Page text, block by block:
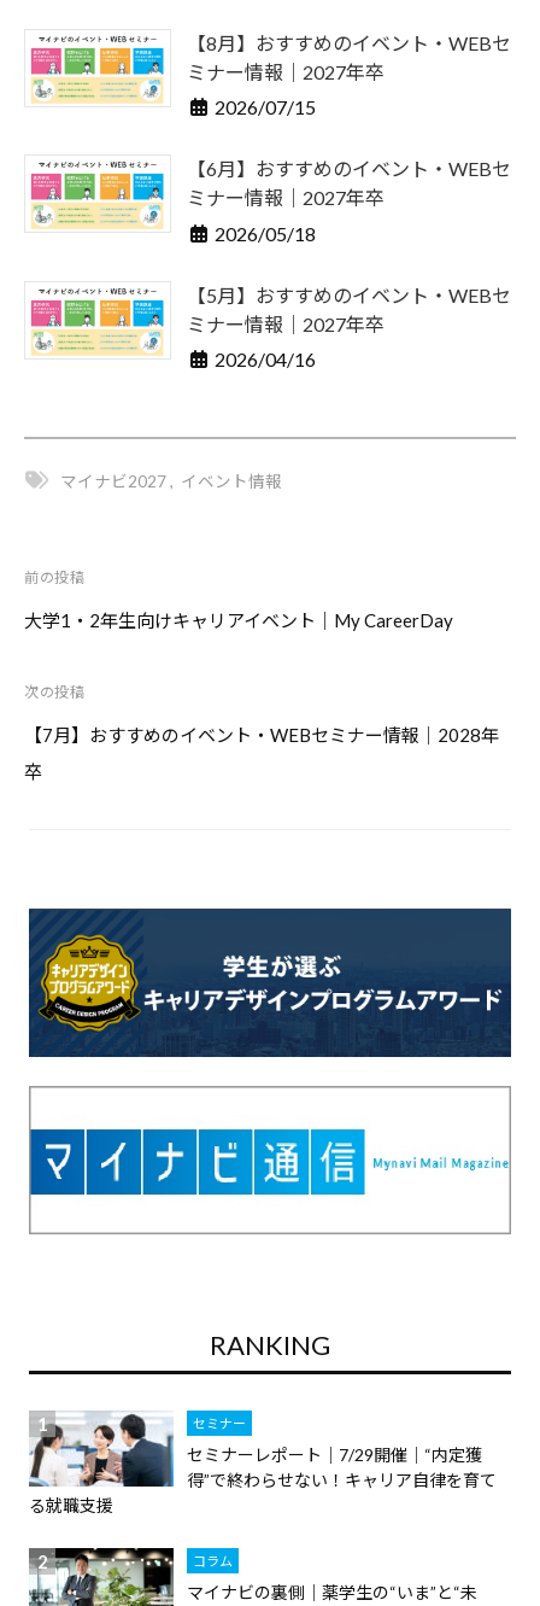
【8月】おすすめのイベント・WEBセ
ミナー情報｜2027年卒
2026/07/15
【6月】おすすめのイベント・WEBセ
ミナー情報｜2027年卒
2026/05/18
【5月】おすすめのイベント・WEBセ
ミナー情報｜2027年卒
2026/04/16
マイナビ2027, イベント情報
投
稿
ビ
ー
前の投稿
大学1・2年生向けキャリアイベント｜My CareerDay
次の投稿
【7月】おすすめのイベント・WEBセミナー情報｜2028年
卒
RANKING
セミナー
セミナーレポート｜7/29開催｜“内定獲
得”で終わらせない！キャリア自律を育て
る就職支援
コラム
マイナビの裏側｜薬学生の“いま”と“未